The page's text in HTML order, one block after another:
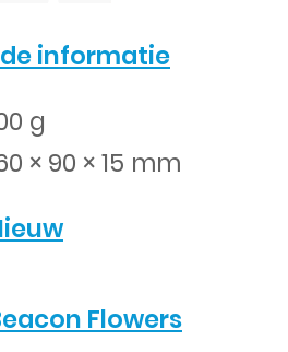
informatie
g
× 90 × 15 mm
Flowers